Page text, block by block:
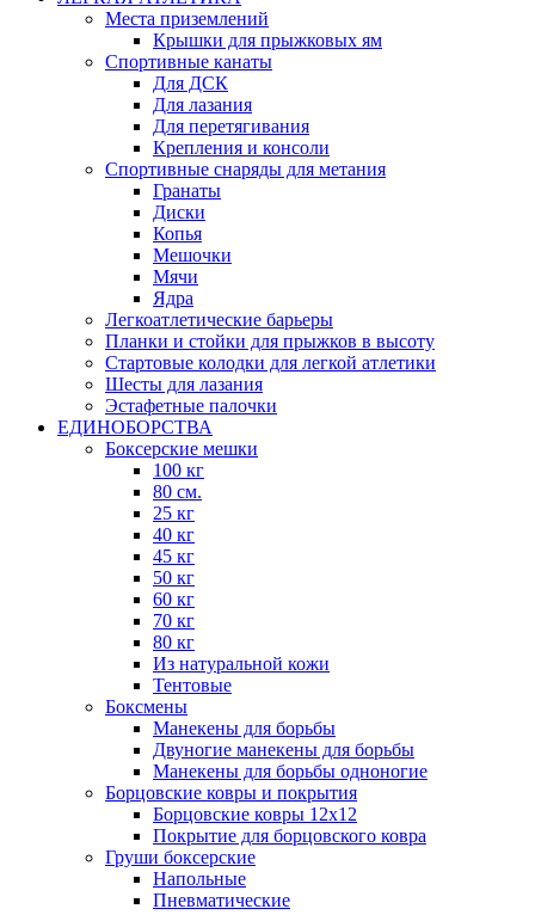
Места приземлений
Крышки для прыжковых ям
Спортивные канаты
Для ДСК
Для лазания
Для перетягивания
Крепления и консоли
Спортивные снаряды для метания
Гранаты
Диски
Копья
Мешочки
Мячи
Ядра
Легкоатлетические барьеры
Планки и стойки для прыжков в высоту
Стартовые колодки для легкой атлетики
Шесты для лазания
Эстафетные палочки
ЕДИНОБОРСТВА
Боксерские мешки
100 кг
80 см.
25 кг
40 кг
45 кг
50 кг
60 кг
70 кг
80 кг
Из натуральной кожи
Тентовые
Боксмены
Манекены для борьбы
Двуногие манекены для борьбы
Манекены для борьбы одноногие
Борцовские ковры и покрытия
Борцовские ковры 12х12
Покрытие для борцовского ковра
Груши боксерские
Напольные
Пневматические